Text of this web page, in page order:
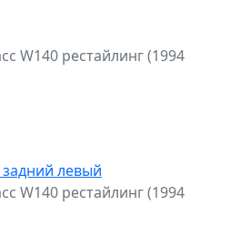
W140 рестайлинг (1994
левый
W140 рестайлинг (1994